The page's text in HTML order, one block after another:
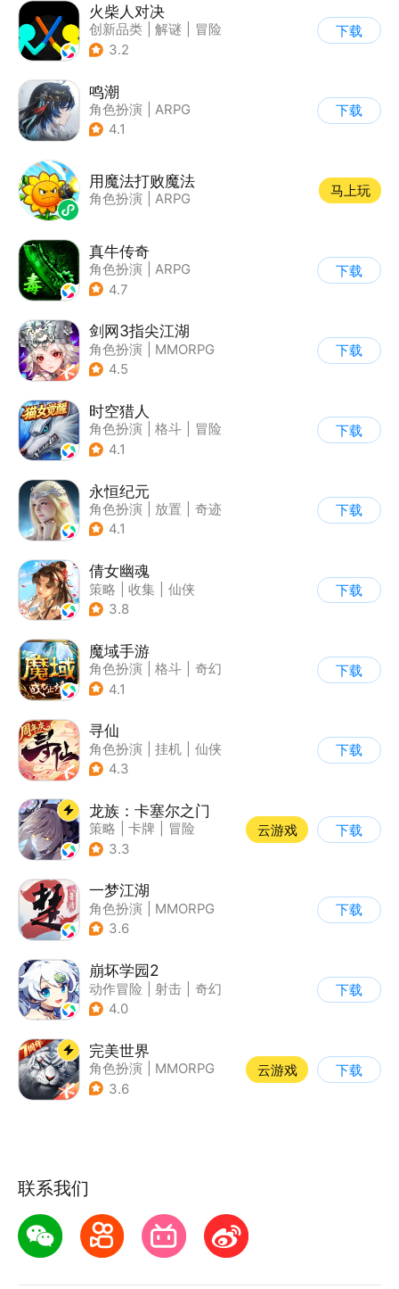
火柴人对决
创新品类 解谜
冒险
| 挑战破纪录
3.2
下载
鸣潮
角色扮演
ARPG
| 冒险
4.1
下载
用魔法打败魔法
角色扮演 ARPG
马上玩
真牛传奇
角色扮演
ARPG
| 传奇
4.7
下载
剑网3指尖江湖
角色扮演
MMORPG
| 武侠
4.5
下载
时空猎人
角色扮演 格斗
冒险
| 时空猎人
4.1
下载
永恒纪元
角色扮演 放置
奇迹
| 奇迹MU
4.1
下载
倩女幽魂
策略 收集
仙侠
| 倩女幽魂
3.8
下载
魔域手游
角色扮演 格斗
奇幻
| 魔域
4.1
下载
寻仙
角色扮演 挂机
仙侠
| 寻仙
4.3
下载
龙族：卡塞尔之门
策略 卡牌
冒险
| 龙族
3.3
云游戏 下载
一梦江湖
角色扮演
MMORPG
| 武侠
3.6
下载
崩坏学园2
动作冒险 射击
奇幻
| 崩坏
4.0
下载
完美世界
角色扮演
MMORPG
| 奇幻
3.6
云游戏 下载
联系我们